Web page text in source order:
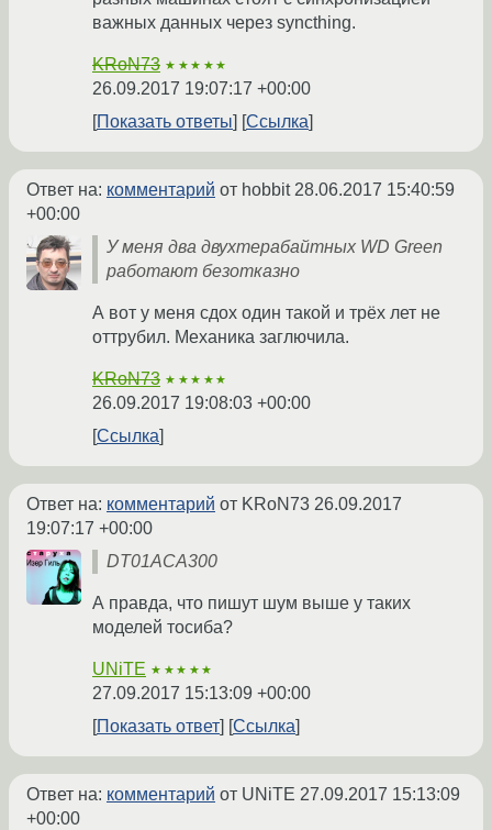
важных данных через syncthing.
KRoN73 ★★★★★
26.09.2017 19:07:17 +00:00
Показать ответы
Ссылка
Ответ на: комментарий от hobbit28.06.2017 15:40:59
+00:00
У меня два двухтерабайтных WD Green
работают безотказно
А вот у меня сдох один такой и трёх лет не
оттрубил. Механика заглючила.
KRoN73 ★★★★★
26.09.2017 19:08:03 +00:00
Ссылка
Ответ на: комментарий от KRoN73 26.09.2017
19:07:17 +00:00
DT01ACA300
А правда, что пишут шум выше у таких
моделей тосиба?
UNiTE ★★★★★
27.09.2017 15:13:09 +00:00
Показать ответ
Ссылка
Ответ на: комментарий от UNiTE 27.09.2017 15:13:09
+00:00